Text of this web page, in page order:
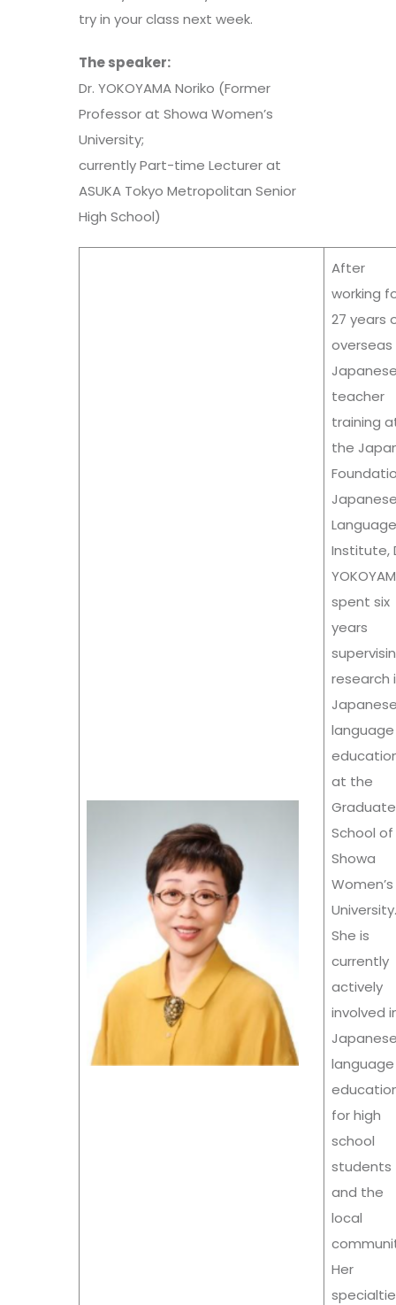
try in your class next week.
The speaker:
Dr. YOKOYAMA Noriko (Former
Professor at Showa Women’s
University;
currently Part-time Lecturer at
ASUKA Tokyo Metropolitan Senior
High School)
After
working
27 years
overseas
teacher
training
the
Language
Institute,
Y
spent six
years
research
language
at the
Graduate
School of
Showa
Women’s
University.
She is
currently
actively
involved
language
for high
school
students
and the
local
Her